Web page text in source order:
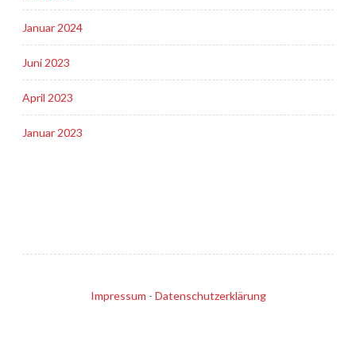
Januar 2024
Juni 2023
April 2023
Januar 2023
Impressum - Datenschutzerklärung